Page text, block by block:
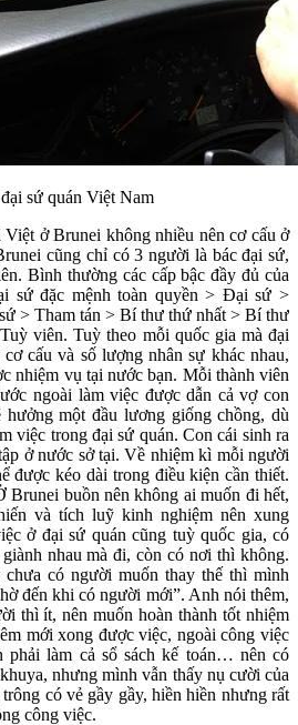
sứ quán Việt Nam
ở Brunei không nhiều nên cơ cấu ở
cũng chỉ có 3 người là bác đại sứ,
Bình thường các cấp bậc đầy đủ của
sứ đặc mệnh toàn quyền > Đại sứ >
> Tham tán > Bí thư thứ nhất > Bí thư
viên. Tuỳ theo mỗi quốc gia mà đại
cấu và số lượng nhân sự khác nhau,
nhiệm vụ tại nước bạn. Mỗi thành viên
ngoài làm việc được dẫn cả vợ con
một đầu lương giống chồng, dù
việc trong đại sứ quán. Con cái sinh ra
ở nước sở tại. Về nhiệm kì mỗi người
được kéo dài trong điều kiện cần thiết.
Brunei buồn nên không ai muốn đi hết,
và tích luỹ kinh nghiệm nên xung
ở đại sứ quán cũng tuỳ quốc gia, có
nhau mà đi, còn có nơi thì không.
có người muốn thay thế thì mình
đến khi có người mới”. Anh nói thêm,
thì ít, nên muốn hoàn thành tốt nhiệm
mới xong được việc, ngoài công việc
phải làm cả sổ sách kế toán… nên có
nhưng mình vẫn thấy nụ cười của
có vẻ gầy gầy, hiền hiền nhưng rất
công việc.